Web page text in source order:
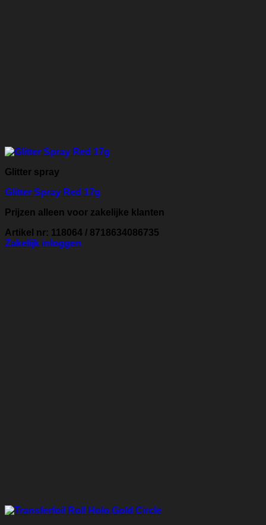
Glitter spray
Glitter Spray Red 17g
Prijzen alleen voor zakelijke klanten
Artikel nr: 118064 / 8718634086735
Zakelijk inloggen